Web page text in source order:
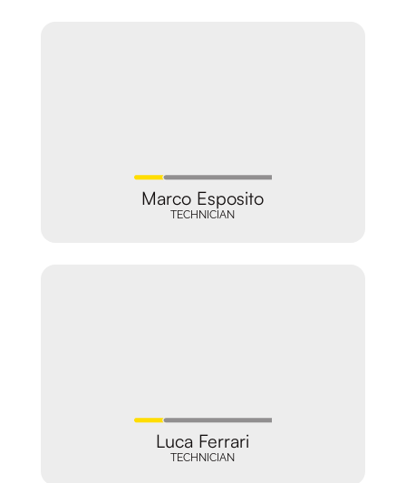
Marco Esposito
TECHNICIAN
Luca Ferrari
TECHNICIAN